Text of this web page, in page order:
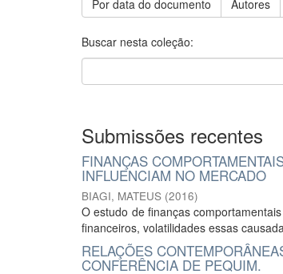
Por data do documento Autores
Buscar nesta coleção:
Submissões recentes
FINANÇAS
INFLUENCIAM NO MERCADO
BIAGI, MATEUS (2016)
O estudo de finanças
financeiros, volatilidades essas
RELAÇÕES
CONFERÊNCIA DE PEQUIM.